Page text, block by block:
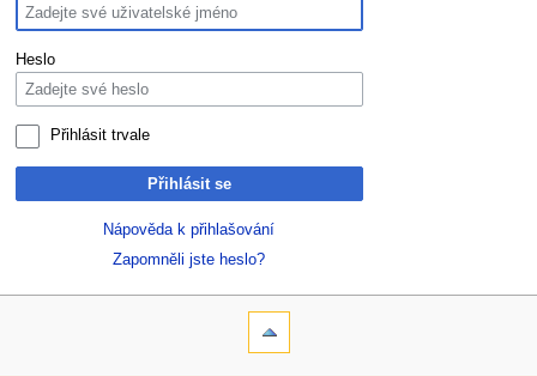
na
navigaci
na
vyhledávání
Heslo
Přihlásit trvale
Přihlásit se
Nápověda k přihlašování
Zapomněli jste heslo?